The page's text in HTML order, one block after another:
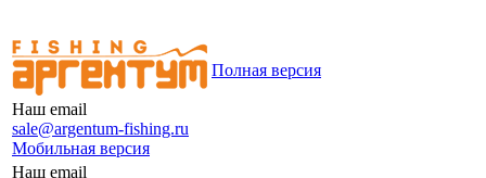
Наш email
sale@argentum-fishing.ru
Мобильная версия
Полная версия
Наш email